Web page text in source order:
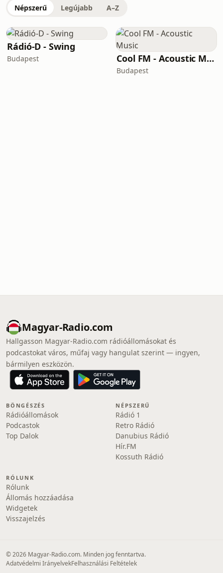
Népszerű Legújabb A–Z
Rádió-D - Swing
Budapest Cool FM - Acoustic Music
Budapest
Magyar-Radio.com
Hallgasson Magyar-Radio.com rádióállomásokat és
podcastokat város, műfaj vagy hangulat szerint — ingyen,
bármilyen eszközön.
BÖNGÉSZÉS
Rádióállomások
Podcastok
Top Dalok
NÉPSZERŰ
Rádió 1
Retro Rádió
Danubius Rádió
Hír.FM
Kossuth Rádió
RÓLUNK
Rólunk
Állomás hozzáadása
Widgetek
Visszajelzés
© 2026 Magyar-Radio.com. Minden jog fenntartva.
Adatvédelmi IrányelvekFelhasználási Feltételek